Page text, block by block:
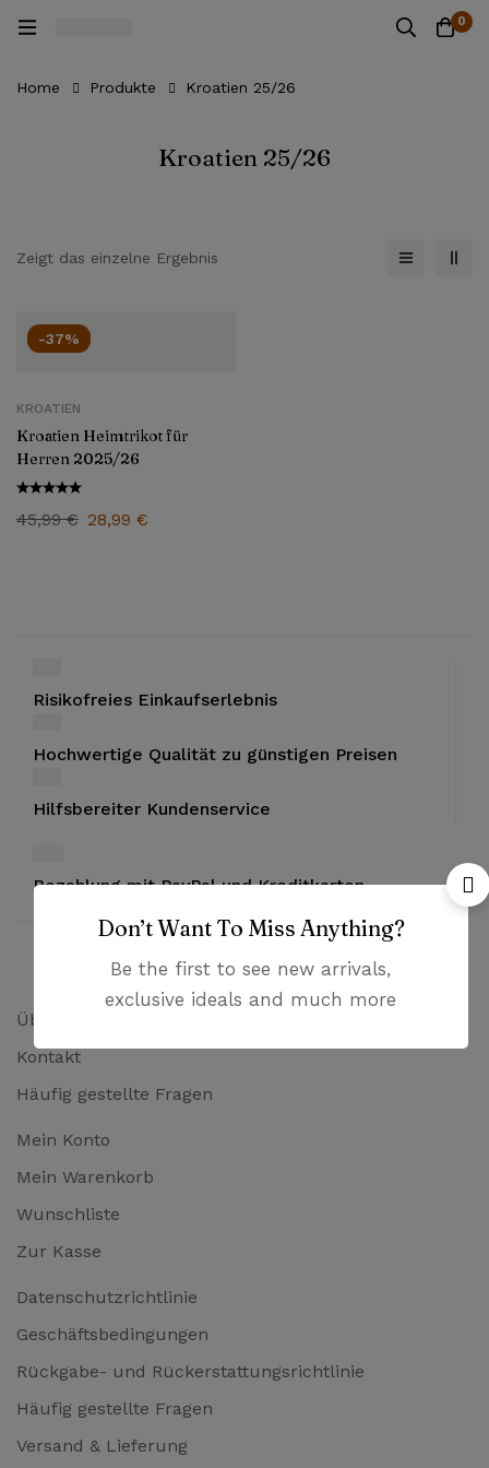
0
Home Produkte Kroatien 25/26
Kroatien 25/26
Zeigt das einzelne Ergebnis
-37%
KROATIEN
Kroatien Heimtrikot für
Herren 2025/26
45,99€ 28,99 €
Risikofreies Einkaufserlebnis
Hochwertige Qualität zu günstigen Preisen
Hilfsbereiter Kundenservice
Bezahlung mit PayPal und Kreditkarten
Über uns
Kontakt
Häufig gestellte Fragen
Mein Konto
Mein Warenkorb
Wunschliste
Zur Kasse
Datenschutzrichtlinie
Geschäftsbedingungen
Rückgabe- und Rückerstattungsrichtlinie
Häufig gestellte Fragen
Versand & Lieferung
Don’t Want To Miss Anything?
Be the first to see new arrivals,
exclusive ideals and much more